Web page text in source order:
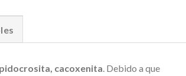
cacoxenita. Debido a que